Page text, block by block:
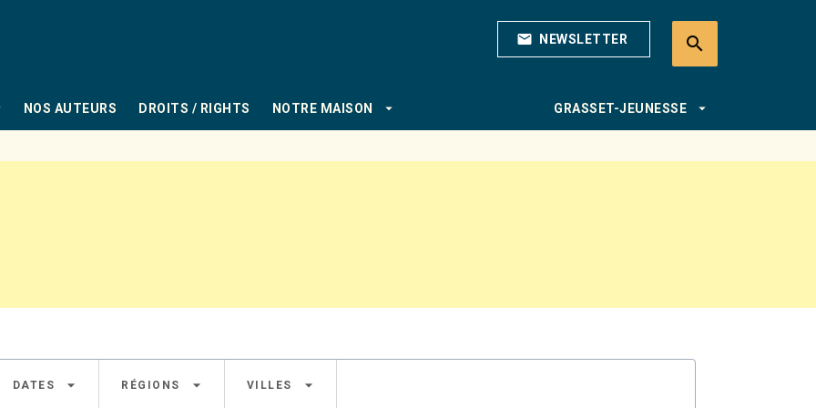
mail NEWSLETTER search
NOS AUTEURS DROITS / RIGHTS NOTRE MAISON arrow_drop_down GRASSET-JEUNESSE arrow_drop_down
DATES arrow_drop_down RÉGIONS arrow_drop_down VILLES arrow_drop_down